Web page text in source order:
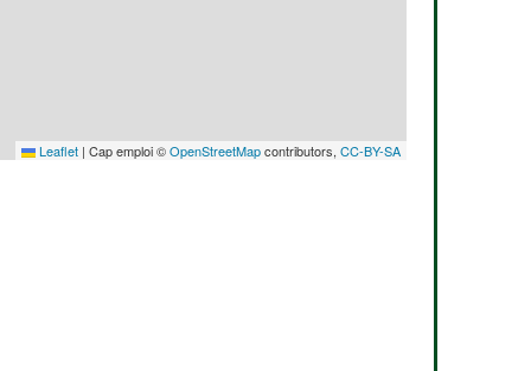
Leaflet | Cap emploi ©OpenStreetMapcontributors, CC-BY-SA